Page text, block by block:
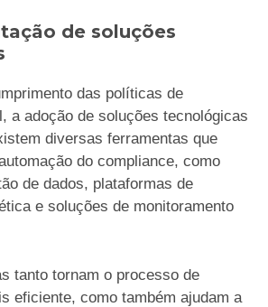
de soluções
das políticas de
a adoção de soluções tecnológicas
diversas ferramentas que
do compliance, como
de dados, plataformas de
e soluções de monitoramento
tanto tornam o processo de
eficiente, como também ajudam a